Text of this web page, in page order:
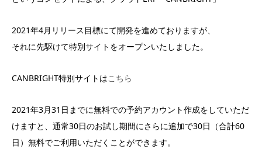
2021年4月リリース目標にて開発を進めておりますが、
それに先駆けて特別サイトをオープンいたしました。
CANBRIGHT特別サイトはこちら
2021年3月31日までに無料での予約アカウント作成をしていただ
けますと、通常30日のお試し期間にさらに追加で30日（合計60
日）無料でご利用いただくことができます。